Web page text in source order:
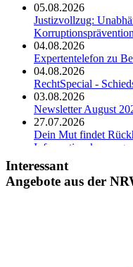
05.08.2026
Justizvollzug:
04.08.2026
Expertentelefon zu
04.08.2026
RechtSpecial -
03.08.2026
Newsletter August
27.07.2026
Dein Mut findet
10.07.2026
Anerkennung für
Köln ausgezeichnet
Interessant
Angebote aus der